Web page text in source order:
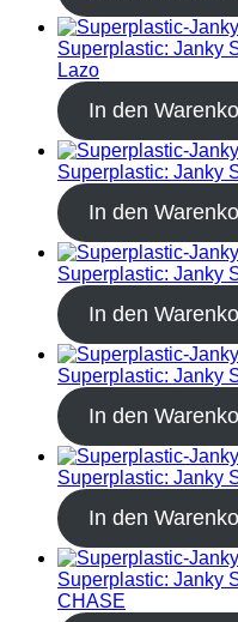
Superplastic: Janky
Lazo
In den
Superplastic: Janky
In den
Superplastic: Janky
In den
Superplastic: Janky
In den
Superplastic: Janky
In den
Superplastic: Janky
CHASE